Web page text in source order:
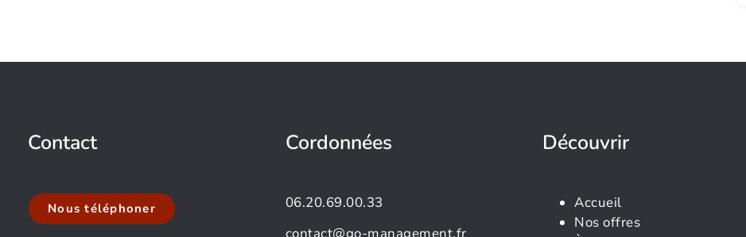
Contact
Nous téléphoner
Cordonnées
06.20.69.00.33
Découvrir
Accueil
Nos offres